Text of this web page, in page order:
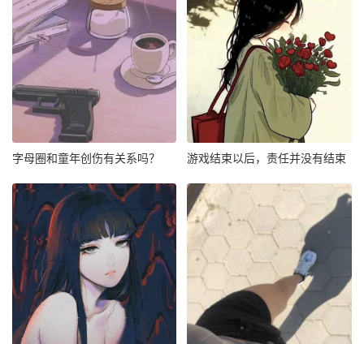
字母圈和童年创伤有关系吗？ 游戏结束以后，责任并没有结束